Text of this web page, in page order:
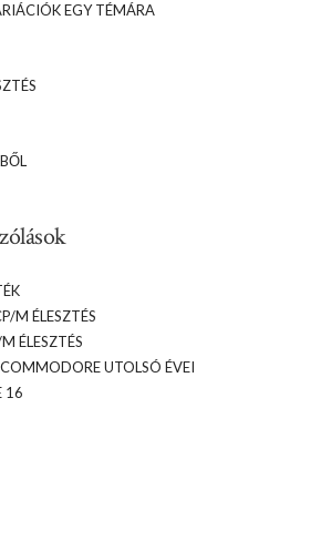
EGY TÉMÁRA
M ÉLESZTÉS
ÉLESZTÉS
UTOLSÓ ÉVEI
16